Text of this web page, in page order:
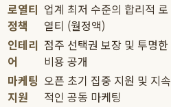
로열티
정책
업계 최저 수준의 합리적 로
열티 (월정액)
인테리
어
점주 선택권 보장 및 투명한
비용 공개
마케팅
지원
오픈 초기 집중 지원 및 지속
적인 공동 마케팅